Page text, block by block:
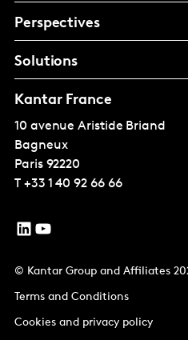
Perspectives
Solutions
Kantar France
10 avenue Aristide Briand
Bagneux
Paris 92220
T +33 1 40 92 66 66
© Kantar Group and Affiliates
Terms and Conditions
Cookies and privacy policy